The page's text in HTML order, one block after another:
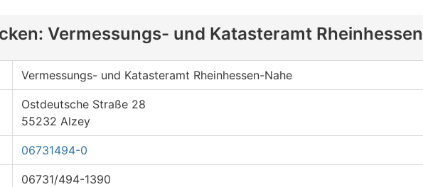
Vermessungs- und Katasteramt
Vermessungs- und Katasteramt Rheinhessen-Nahe
Ostdeutsche Straße 28
55232 Alzey
06731494-0
06731/494-1390